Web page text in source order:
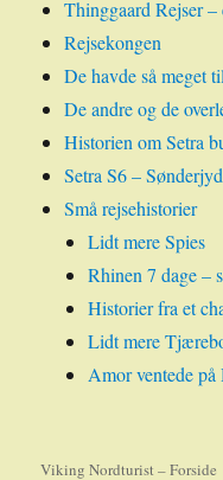
Thinggaard Rejser
Rejsekongen
De havde så meget
De andre og de
Historien om Setra
Setra S6 –
Små rejsehistorier
Lidt mere Spies
Rhinen 7 dage –
Historier fra et
Lidt mere
Amor ventede
Viking Nordturist – Forside